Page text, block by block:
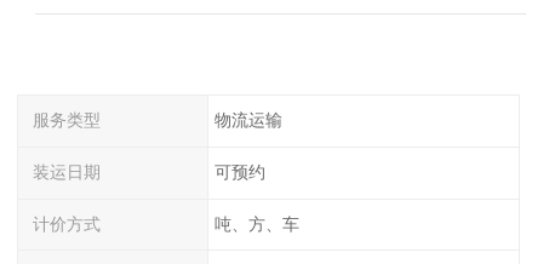
服务类型 物流运输
装运日期 可预约
计价方式 吨、方、车